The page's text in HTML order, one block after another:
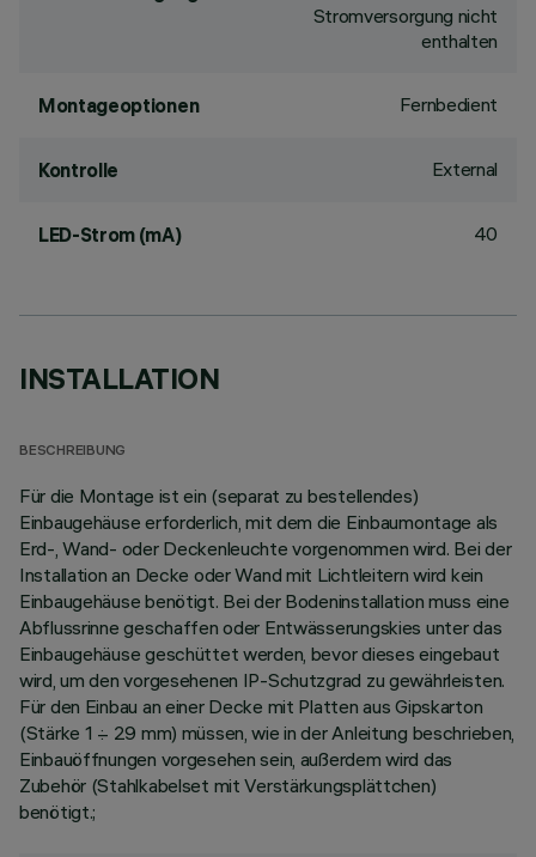
Stromversorgung nicht
enthalten
Montageoptionen Fernbedient
Kontrolle External
LED-Strom (mA) 40
INSTALLATION
BESCHREIBUNG
Für die Montage ist ein (separat zu bestellendes)
Einbaugehäuse erforderlich, mit dem die Einbaumontage als
Erd-, Wand- oder Deckenleuchte vorgenommen wird. Bei der
Installation an Decke oder Wand mit Lichtleitern wird kein
Einbaugehäuse benötigt. Bei der Bodeninstallation muss eine
Abflussrinne geschaffen oder Entwässerungskies unter das
Einbaugehäuse geschüttet werden, bevor dieses eingebaut
wird, um den vorgesehenen IP-Schutzgrad zu gewährleisten.
Für den Einbau an einer Decke mit Platten aus Gipskarton
(Stärke 1 ÷ 29 mm) müssen, wie in der Anleitung beschrieben,
Einbauöffnungen vorgesehen sein, außerdem wird das
Zubehör (Stahlkabelset mit Verstärkungsplättchen)
benötigt.;